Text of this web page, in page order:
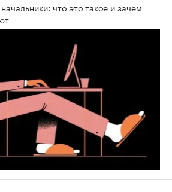
что это такое и зачем